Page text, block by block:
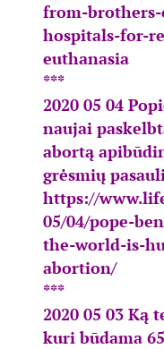
from-
hospitals-for-
euthanasia
***
2020 05 04
naujai
abortą
grėsmių
https://
05/04/pope-
the-world-is-
abortion/
***
2020 05 03 Ką
kuri būdama